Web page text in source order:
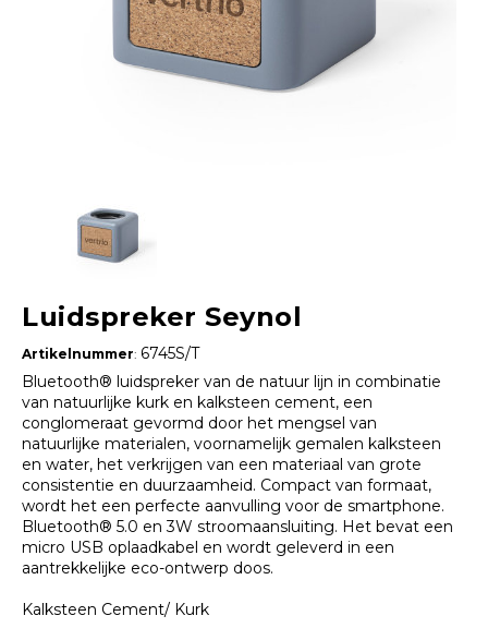
Luidspreker Seynol
Artikelnummer: 6745S/T
Bluetooth® luidspreker van de natuur lijn in combinatie
van natuurlijke kurk en kalksteen cement, een
conglomeraat gevormd door het mengsel van
natuurlijke materialen, voornamelijk gemalen kalksteen
en water, het verkrijgen van een materiaal van grote
consistentie en duurzaamheid. Compact van formaat,
wordt het een perfecte aanvulling voor de smartphone.
Bluetooth® 5.0 en 3W stroomaansluiting. Het bevat een
micro USB oplaadkabel en wordt geleverd in een
aantrekkelijke eco-ontwerp doos.
Kalksteen Cement/ Kurk